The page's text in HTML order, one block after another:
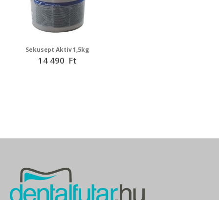
Sekusept Aktiv 1,5kg
14 490 Ft